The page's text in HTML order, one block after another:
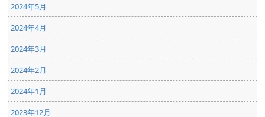
2024年5月
2024年4月
2024年3月
2024年2月
2024年1月
2023年12月